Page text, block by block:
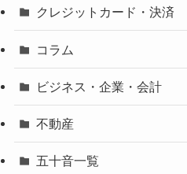
クレジットカード・決済
コラム
ビジネス・企業・会計
不動産
五十音一覧